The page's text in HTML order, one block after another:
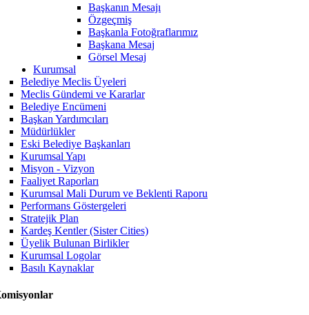
Başkanın Mesajı
Özgeçmiş
Başkanla Fotoğraflarımız
Başkana Mesaj
Görsel Mesaj
Kurumsal
Belediye Meclis Üyeleri
Meclis Gündemi ve Kararlar
Belediye Encümeni
Başkan Yardımcıları
Müdürlükler
Eski Belediye Başkanları
Kurumsal Yapı
Misyon - Vizyon
Faaliyet Raporları
Kurumsal Mali Durum ve Beklenti Raporu
Performans Göstergeleri
Stratejik Plan
Kardeş Kentler (Sister Cities)
Üyelik Bulunan Birlikler
Kurumsal Logolar
Basılı Kaynaklar